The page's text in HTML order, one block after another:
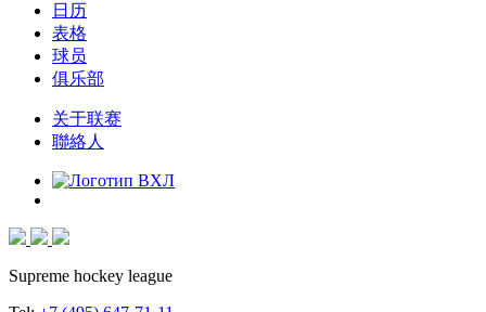
日历
表格
球员
俱乐部
关于联赛
聯絡人
Supreme hockey league